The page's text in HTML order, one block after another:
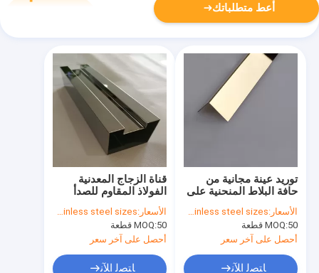
أعط متطلباتك
قناة الزجاج المعدنية
الفولاذ المقاوم للصدأ
الأسعار:according to stainless steel sizes
MOQ:50 قطعة
أحصل على آخر سعر
ﺎﺘﺼﻟ ﺍﻶﻧ
توريد عينة مجانية من
حافة البلاط المنحنية على
المقاوم للصدأ
الأسعار:according to stainless steel sizes
MOQ:50 قطعة
أحصل على آخر سعر
ﺎﺘﺼﻟ ﺍﻶﻧ